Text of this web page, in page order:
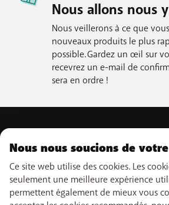
Nous allons nous
Nous veillerons à ce que
nouveaux produits le plus
possible. Gardez un œil sur
recevrez un e-mail de
sera en ordre !
Smartphones
Cartes prépayées
Internet
NOS SERVICES
eSIM
Data Jump
SUPPORT
Nous nous soucions de
Ce site web utilise des cookies. Les
seulement une meilleure expérience
permettent également de mieux vous